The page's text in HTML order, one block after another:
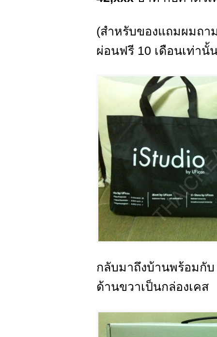
(สำหรับของแถมผมถา
ผ่อนฟรี 10 เดือนเท่านั้
กลับมาถึงบ้านพร้อมกั
ด้านขวาเป็นกล่องเคส